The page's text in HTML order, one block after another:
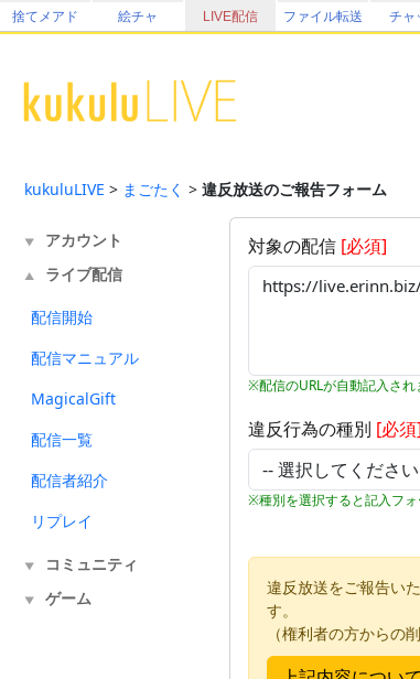
捨てメアド 絵チャ LIVE配信 ファイル転送 チャ
kukuluLIVE > まごたく > 違反放送のご報告フォーム
▼ アカウント
▲ ライブ配信
配信開始
配信マニュアル
MagicalGift
配信一覧
配信者紹介
リプレイ
▼ コミュニティ
▼ ゲーム
対象の配信 [必須]
※配信のURLが自動記入され
違反行為の種別 [必須]
※種別を選択すると記入フォ
違反放送をご報告いた
す。
（権利者の方からの